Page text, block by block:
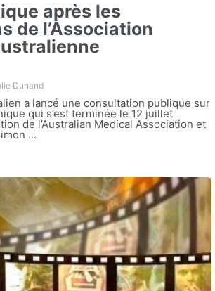
après les
de l’Association
Dunand
a lancé une consultation publique sur
qui s’est terminée le 12 juillet
de l’Australian Medical Association et
...